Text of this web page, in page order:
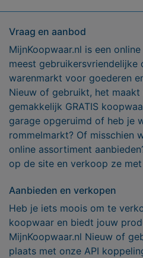
Vraag en aanbod
MijnKoopwaar.nl is een
meest gebruikersvriendelijke
warenmarkt voor goederen
Nieuw of gebruikt, het
gemakkelijk GRATIS
garage opgeruimd of heb je
rommelmarkt? Of misschien
online assortiment
op de site en verkoop ze
Aanbieden en verkopen
Heb je iets moois om te
koopwaar en biedt jouw
MijnKoopwaar.nl Nieuw of
plaats met onze API